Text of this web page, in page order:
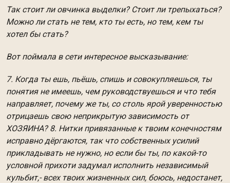
Так стоит ли овчинка выделки? Стоит ли трепыхаться?
Можно ли стать не тем, кто ты есть, но тем, кем ты
хотел бы стать?
Вот поймала в сети интересное высказывание:
7. Когда ты ешь, пьёшь, спишь и совокупляешься, ты
понятия не имеешь, чем руководствуешься и что тебя
направляет, почему же ты, со столь ярой уверенностью
отрицаешь свою неприкрытую зависимость от
ХОЗЯИНА? 8. Нитки привязанные к твоим конечностям
исправно дёргаются, так что собственных усилий
прикладывать не нужно, но если бы ты, по какой-то
условной прихоти задумал исполнить независимый
кульбит,- всех твоих жизненных сил, боюсь, недостанет,